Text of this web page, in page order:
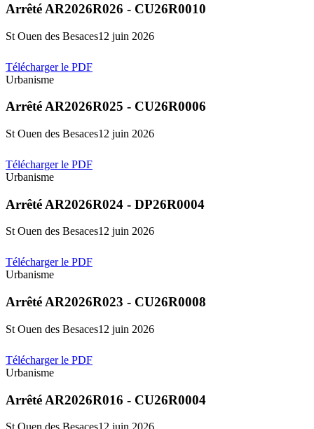
Arrêté AR2026R026 - CU26R0010
St Ouen des Besaces12 juin 2026
Télécharger le PDF
Urbanisme
Arrêté AR2026R025 - CU26R0006
St Ouen des Besaces12 juin 2026
Télécharger le PDF
Urbanisme
Arrêté AR2026R024 - DP26R0004
St Ouen des Besaces12 juin 2026
Télécharger le PDF
Urbanisme
Arrêté AR2026R023 - CU26R0008
St Ouen des Besaces12 juin 2026
Télécharger le PDF
Urbanisme
Arrêté AR2026R016 - CU26R0004